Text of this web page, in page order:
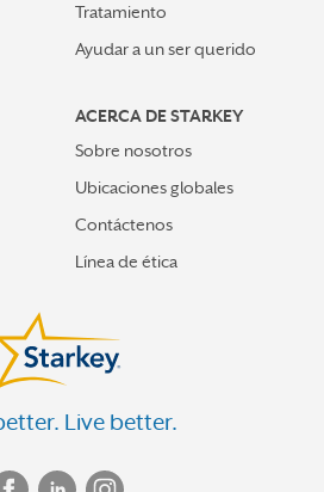
Tratamiento
Ayudar a un ser querido
ACERCA DE STARKEY
Sobre nosotros
Ubicaciones globales
Contáctenos
Línea de ética
Live better.